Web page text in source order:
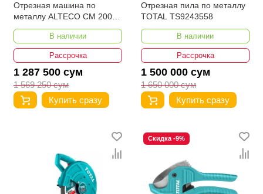
Отрезная машина по
металлу ALTECO CM 2000-
355 BD
В наличии
Рассрочка
1 287 500 сум
1 569 250 сум
Купить сразу
Отрезная пила по металлу
TOTAL TS9243558
В наличии
Рассрочка
1 500 000 сум
1 650 000 сум
Купить сразу
Скидка -9%